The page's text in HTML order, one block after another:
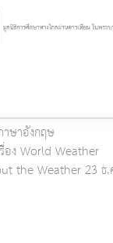
ษาอังกฤษ
อง World Weather
the Weather 23 ธ